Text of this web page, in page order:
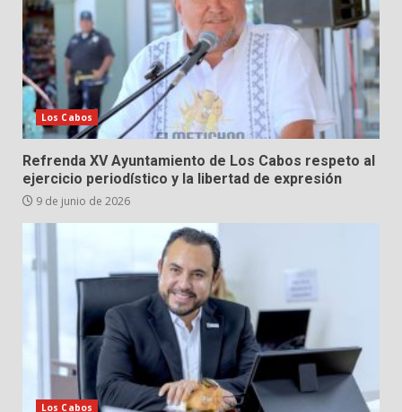
Los Cabos
Refrenda XV Ayuntamiento de Los Cabos respeto al
ejercicio periodístico y la libertad de expresión
9 de junio de 2026
Los Cabos